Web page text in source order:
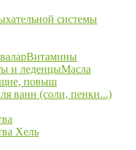
системы
Витамины
и леденцыМасла
повыш
ванн (соли, пенки...)
Хель